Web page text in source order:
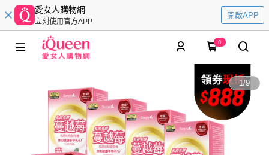
愛女人購物網
立刻使用官方APP
開啟APP
0
1/9